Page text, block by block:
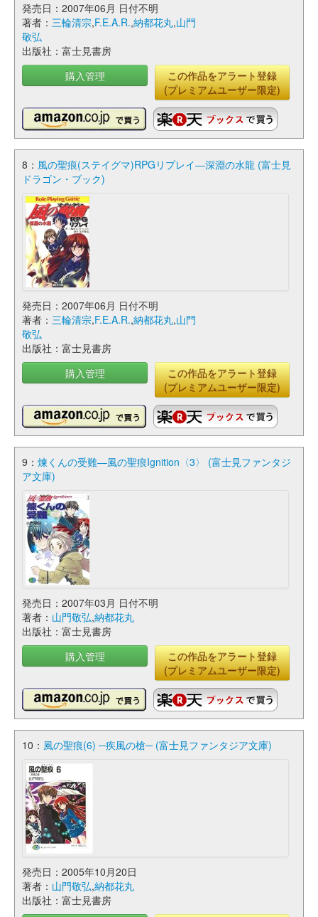
発売日：2007年06月 日付不明
著者： 三輪清宗,F.E.A.R.,納都花丸,山門
敬弘
出版社：富士見書房
購入管理
この作品をアラート登録
(プレミアムユーザー限定)
8： 風の聖痕(ステイグマ)RPGリプレイ―深淵の水龍 (富士見
ドラゴン・ブック)
発売日：2007年06月 日付不明
著者： 三輪清宗,F.E.A.R.,納都花丸,山門
敬弘
出版社：富士見書房
購入管理
この作品をアラート登録
(プレミアムユーザー限定)
9： 煉くんの受難―風の聖痕Ignition〈3〉 (富士見ファンタジ
ア文庫)
発売日：2007年03月 日付不明
著者： 山門敬弘,納都花丸
出版社：富士見書房
購入管理
この作品をアラート登録
(プレミアムユーザー限定)
10： 風の聖痕(6) ─疾風の槍─ (富士見ファンタジア文庫)
発売日：2005年10月20日
著者： 山門敬弘,納都花丸
出版社：富士見書房